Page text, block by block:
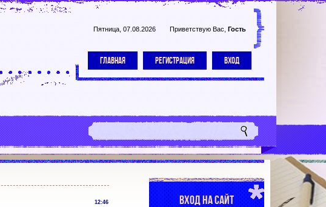
Пятница, 07.08.2026 Приветствую Вас Гость
ГЛАВНАЯ РЕГИСТРАЦИЯ ВХОД
12:46 ВХОД НА САЙТ